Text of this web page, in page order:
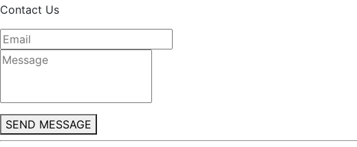
Contact Us
SEND MESSAGE